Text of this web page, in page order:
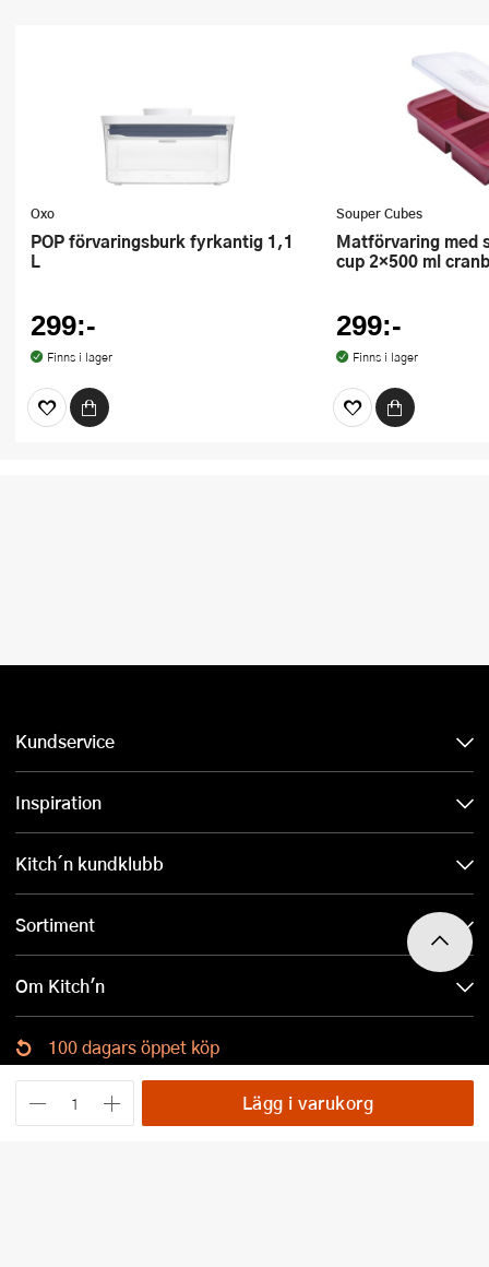
Lägg i varukorg
Oxo
POP förvaringsburk fyrkantig 1,1
L
299:-
Finns i lager
Souper Cubes
Matförvaring med silikonlock 2-
cup 2×500 ml
299:-
Finns i lager
Kundservice
Inspiration
Kitch´n kundklubb
Sortiment
Om Kitch'n
100 dagars öppet köp
Ladda ned Kitch´n-appen